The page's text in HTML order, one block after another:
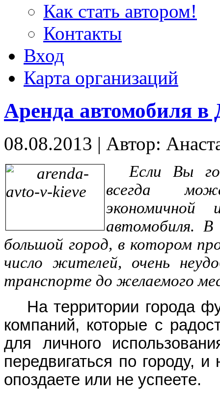
Как стать автором!
Контакты
Вход
Карта организаций
Аренда автомобиля в
08.08.2013 | Автор:
Если Вы
всегда
автомобиля.
большой город, в котором
число жителей, очень
транспорте до желаемого
На территории города
компаний, которые с
для личного
передвигаться по городу,
опоздаете или не успеете.